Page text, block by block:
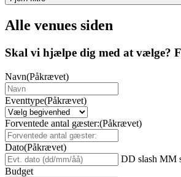
Alle venues siden
Skal vi hjælpe dig med at vælge?
Navn(Påkrævet)
Eventtype(Påkrævet)
Forventede antal gæster:(Påkrævet)
Dato(Påkrævet)
DD slash MM
Budget